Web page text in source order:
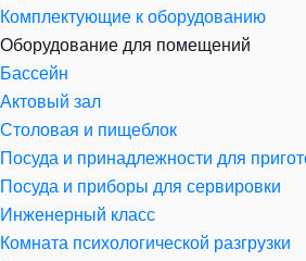
Комплектующие к оборудованию
Оборудование для помещений
Бассейн
Актовый зал
Столовая и пищеблок
Посуда и принадлежности для
Посуда и приборы для сервировки
Инженерный класс
Комната психологической разгрузки